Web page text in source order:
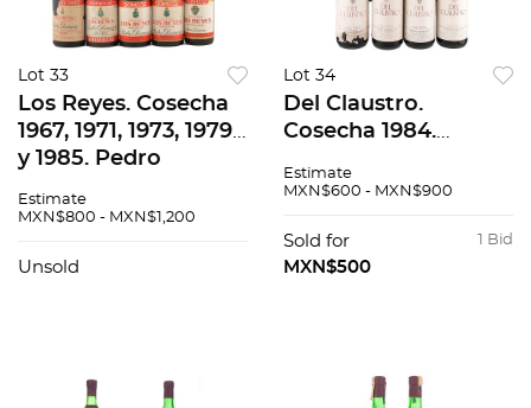
Lot 33
Los Reyes. Cosecha
1967, 1971, 1973, 1979
y 1985. Pedro
Piezas: 10. En
ml.
Estimate
MXN$800 - MXN$1,200
Unsold
Lot 34
Del Claustro.
Cosecha 1984.
México. Piezas: 9 En
ml.
Estimate
MXN$600 - MXN$900
1 Bid
Sold for
MXN$500